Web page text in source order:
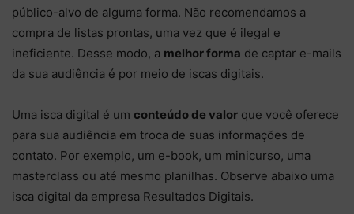
público-alvo de alguma forma. Não recomendamos a
compra de listas prontas, uma vez que é ilegal e
ineficiente. Desse modo, a melhor forma de captar e-mails
da sua audiência é por meio de iscas digitais.
Uma isca digital é um conteúdo de valor que você oferece
para sua audiência em troca de suas informações de
contato. Por exemplo, um e-book, um minicurso, uma
masterclass ou até mesmo planilhas. Observe abaixo uma
isca digital da empresa Resultados Digitais.